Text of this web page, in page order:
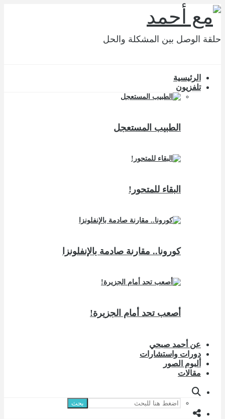
حلقة الوصل بين المشكلة والحل
الرئيسية
تلفزيون
الطبيب المستعجل
البقاء للمتحور!
كورونا.. مقارنة صادمة بالإنفلونزا
أصعب تحد أمام الجزيرة!
عن أحمد صبحي
دورات واستشارات
ألبوم الصور
مقالات
بحث